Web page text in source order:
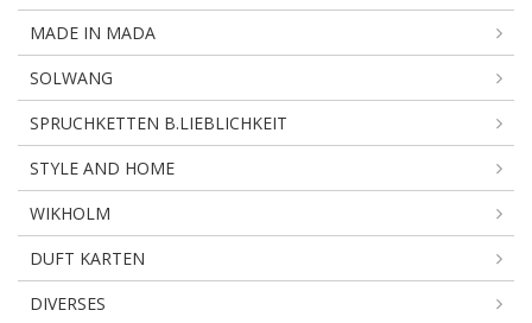
MADE IN MADA
SOLWANG
SPRUCHKETTEN B.LIEBLICHKEIT
STYLE AND HOME
WIKHOLM
DUFT KARTEN
DIVERSES